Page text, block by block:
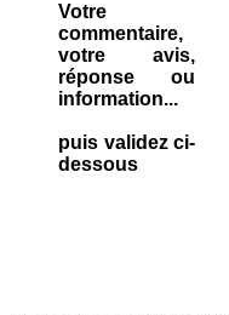
Votre
commentaire,
votre avis,
réponse ou
information...
puis validez ci-
dessous